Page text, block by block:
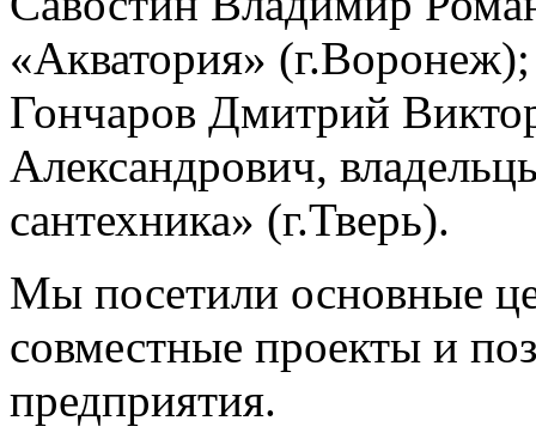
«Акватория» (г.Воронеж);
Гончаров Дмитрий
Александрович,
сантехника» (г.Тверь).
Мы посетили основные
совместные проекты и
предприятия.